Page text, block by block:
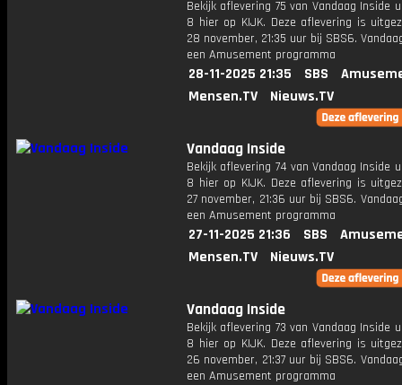
Bekijk aflevering 75 van Vandaag Inside
8 hier op KIJK. Deze aflevering is
28 november, 21:35 uur bij SBS6.
een Amusement programma
28-11-2025 21:35 SBS
Mensen.TV
Nieuws.TV
Vandaag Inside
Bekijk aflevering 74 van Vandaag Inside
8 hier op KIJK. Deze aflevering is
27 november, 21:36 uur bij SBS6.
een Amusement programma
27-11-2025 21:36 SBS
Mensen.TV
Nieuws.TV
Vandaag Inside
Bekijk aflevering 73 van Vandaag Inside
8 hier op KIJK. Deze aflevering is
26 november, 21:37 uur bij SBS6.
een Amusement programma